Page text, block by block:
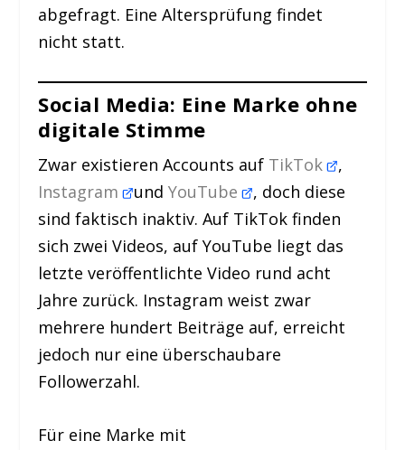
abgefragt. Eine Altersprüfung findet
nicht statt.
Social Media: Eine Marke ohne
digitale Stimme
Zwar existieren Accounts auf TikTok ,
Instagram undYouTube , doch diese
sind faktisch inaktiv. Auf TikTok finden
sich zwei Videos, auf YouTube liegt das
letzte veröffentlichte Video rund acht
Jahre zurück. Instagram weist zwar
mehrere hundert Beiträge auf, erreicht
jedoch nur eine überschaubare
Followerzahl.
Für eine Marke mit